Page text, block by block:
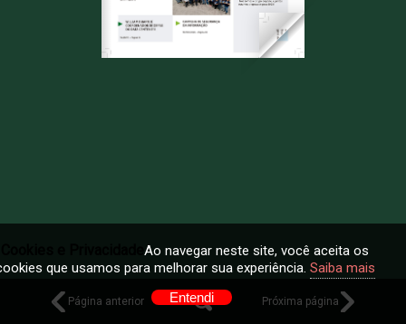
Página anterior Próxima página
Ao navegar neste site, você aceita os
que usamos para melhorar sua experiência. Saiba mais
Entendi